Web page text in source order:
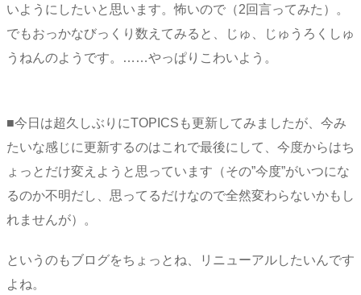
いようにしたいと思います。怖いので（2回言ってみた）。
でもおっかなびっくり数えてみると、じゅ、じゅうろくしゅ
うねんのようです。……やっぱりこわいよう。
■今日は超久しぶりにTOPICSも更新してみましたが、今み
たいな感じに更新するのはこれで最後にして、今度からはち
ょっとだけ変えようと思っています（その”今度”がいつにな
るのか不明だし、思ってるだけなので全然変わらないかもし
れませんが）。
というのもブログをちょっとね、リニューアルしたいんです
よね。